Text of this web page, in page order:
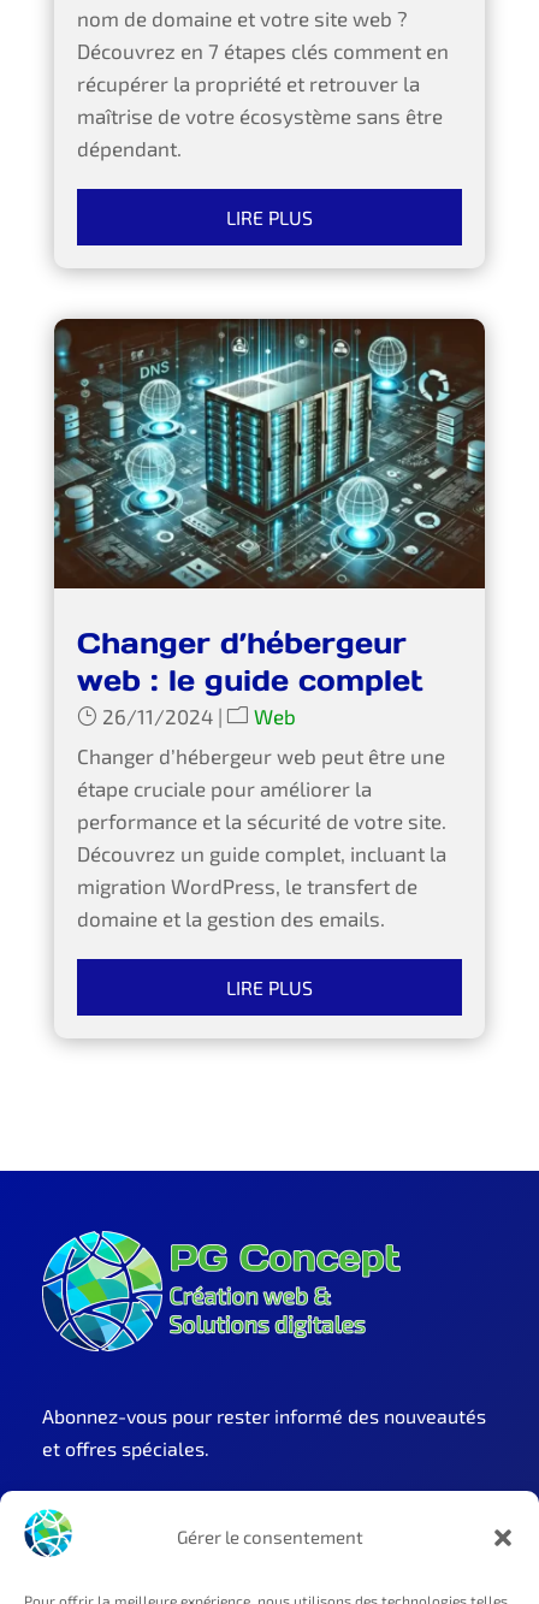
Gérer le consentement
Pour offrir la meilleure expérience, nous utilisons des technologies telles
nom de domaine et votre site web ?
Découvrez en 7 étapes clés comment en
récupérer la propriété et retrouver la
maîtrise de votre écosystème sans être
dépendant.
LIRE PLUS
Changer d’hébergeur
web : le guide complet
26/11/2024|
Web
Changer d’hébergeur web peut être une
étape cruciale pour améliorer la
performance et la sécurité de votre site.
Découvrez un guide complet, incluant la
migration WordPress, le transfert de
domaine et la gestion des emails.
LIRE PLUS
Abonnez-vous pour rester informé des nouveautés
et offres spéciales.